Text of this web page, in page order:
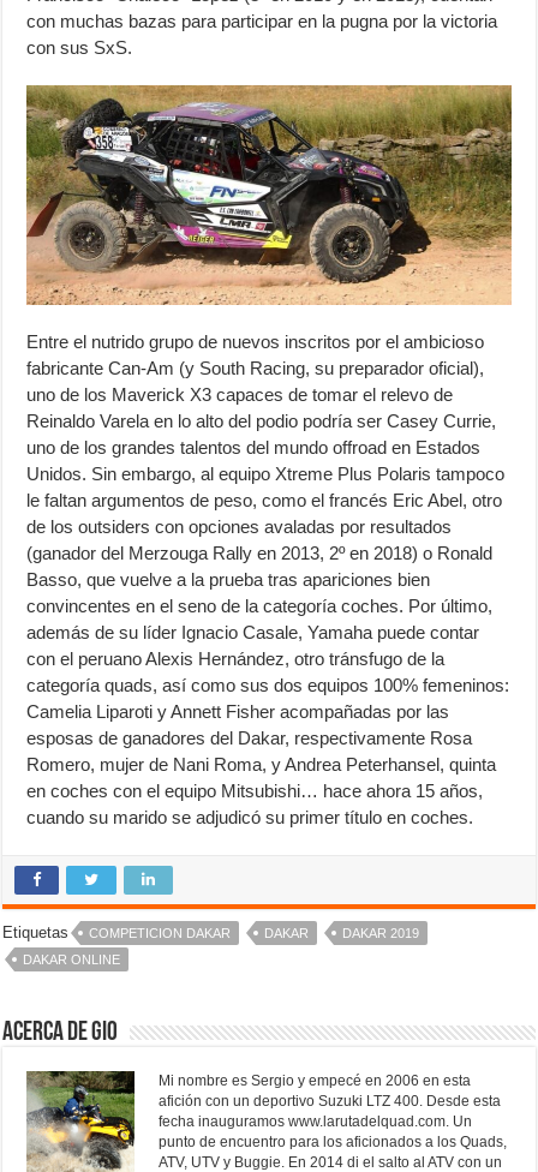
con muchas bazas para participar en la pugna por la victoria
con sus SxS.
Entre el nutrido grupo de nuevos inscritos por el ambicioso
fabricante Can-Am (y South Racing, su preparador oficial),
uno de los Maverick X3 capaces de tomar el relevo de
Reinaldo Varela en lo alto del podio podría ser Casey Currie,
uno de los grandes talentos del mundo offroad en Estados
Unidos. Sin embargo, al equipo Xtreme Plus Polaris tampoco
le faltan argumentos de peso, como el francés Eric Abel, otro
de los outsiders con opciones avaladas por resultados
(ganador del Merzouga Rally en 2013, 2º en 2018) o Ronald
Basso, que vuelve a la prueba tras apariciones bien
convincentes en el seno de la categoría coches. Por último,
además de su líder Ignacio Casale, Yamaha puede contar
con el peruano Alexis Hernández, otro tránsfugo de la
categoría quads, así como sus dos equipos 100% femeninos:
Camelia Liparoti y Annett Fisher acompañadas por las
esposas de ganadores del Dakar, respectivamente Rosa
Romero, mujer de Nani Roma, y Andrea Peterhansel, quinta
en coches con el equipo Mitsubishi… hace ahora 15 años,
cuando su marido se adjudicó su primer título en coches.
Etiquetas COMPETICION DAKAR DAKAR
DAKAR 2019
DAKAR ONLINE
Acerca de Gio
Mi nombre es Sergio y empecé en 2006 en esta
afición con un deportivo Suzuki LTZ 400. Desde esta
fecha inauguramos www.larutadelquad.com. Un
punto de encuentro para los aficionados a los Quads,
ATV, UTV y Buggie. En 2014 di el salto al ATV con un